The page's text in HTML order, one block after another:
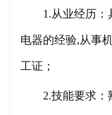
1.从业经历
电器的经验,从事
工证；
2.技能要求：